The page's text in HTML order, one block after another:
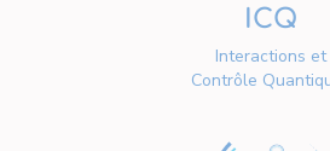
ICQ
Interactions et
Contrôle